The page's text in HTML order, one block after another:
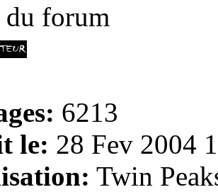
du forum
6213
le: 28 Fev 2004
Twin